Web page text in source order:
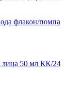
флакон/помпа
50 мл КК/24